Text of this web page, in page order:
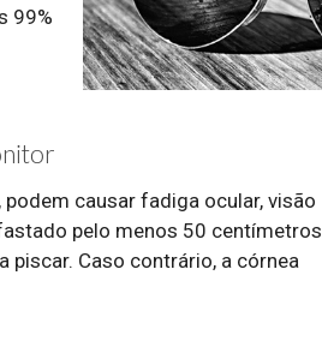
99%
causar fadiga ocular, visão
pelo menos 50 centímetros
piscar. Caso contrário, a córnea